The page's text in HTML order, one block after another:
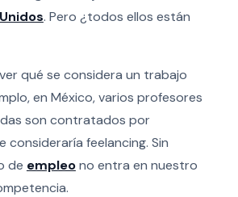
. Pero ¿todos ellos están
qué se considera un trabajo
en México, varios profesores
son contratados por
consideraría feelancing. Sin
de empleono entra en nuestro